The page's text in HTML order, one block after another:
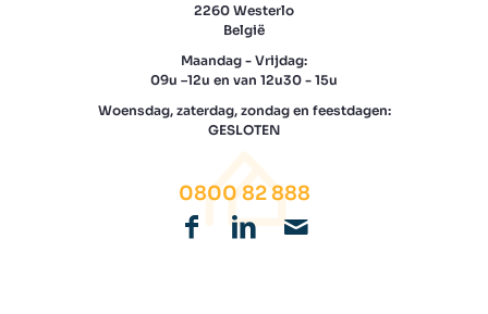
2260 Westerlo
België
Maandag - Vrijdag:
09u –12u en van 12u30 - 15u
Woensdag, zaterdag, zondag en feestdagen:
GESLOTEN
0800 82 888